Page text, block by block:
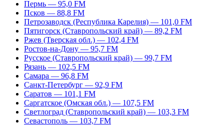
Пермь — 95,0 FM
Псков — 88,8 FM
Петрозаводск (Республика Карелия) — 101,0 FM
Пятигорск (Ставропольский край) — 89,2 FM
Ржев (Тверская обл.) — 102,4 FM
Ростов-на-Дону — 95,7 FM
Русское (Ставропольский край) — 99,7 FM
Рязань — 102,5 FM
Самара — 96,8 FM
Санкт-Петербург — 92,9 FM
Саратов — 101,1 FM
Саргатское (Омская обл.) — 107,5 FM
Светлоград (Ставропольский край) — 103,3 FM
Севастополь — 103,7 FM